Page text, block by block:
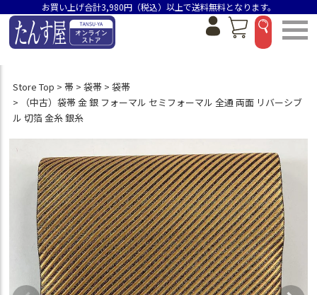
お買い上げ合計3,980円（税込）以上で送料無料となります。
Store Top 帯 袋帯
袋帯
（中古）袋帯 金 銀 フォーマル セミフォーマル 全通 両面 リバーシブ
ル 切箔 金糸 銀糸